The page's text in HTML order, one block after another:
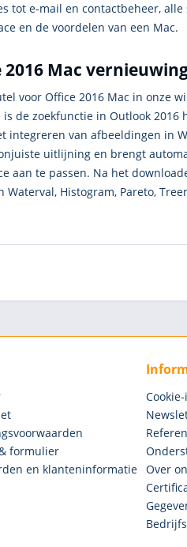
tot e-mail en contactbeheer,
en de voordelen van een Mac.
2016 Mac
voor Office 2016 Mac in onze
de zoekfunctie in Outlook
integreren van afbeeldingen in
uitlijning en brengt
aan te passen. Na het
Waterval, Histogram, Pareto,
formulier
en klanteninformatie Over